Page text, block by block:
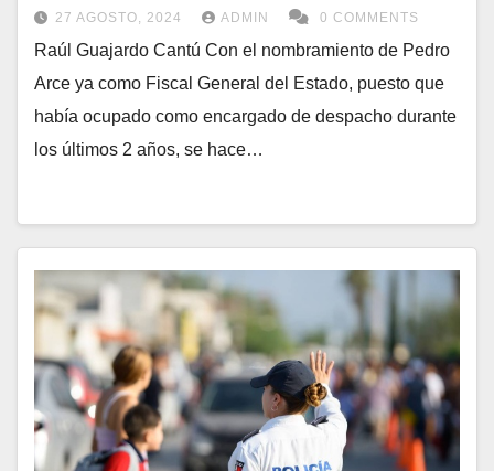
27 AGOSTO, 2024 ADMIN 0 COMMENTS
Raúl Guajardo Cantú Con el nombramiento de Pedro
Arce ya como Fiscal General del Estado, puesto que
había ocupado como encargado de despacho durante
los últimos 2 años, se hace…